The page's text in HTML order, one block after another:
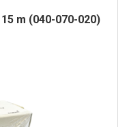
m (040-070-020)